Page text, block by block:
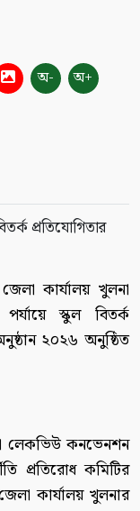
অ- অ+
কার্যালয় খুলনা
স্কুল বিতর্ক
২০২৬ অনুষ্ঠিত
লেকভিউ কনভেনশন
প্রতিরোধ কমিটির
কার্যালয় খুলনার